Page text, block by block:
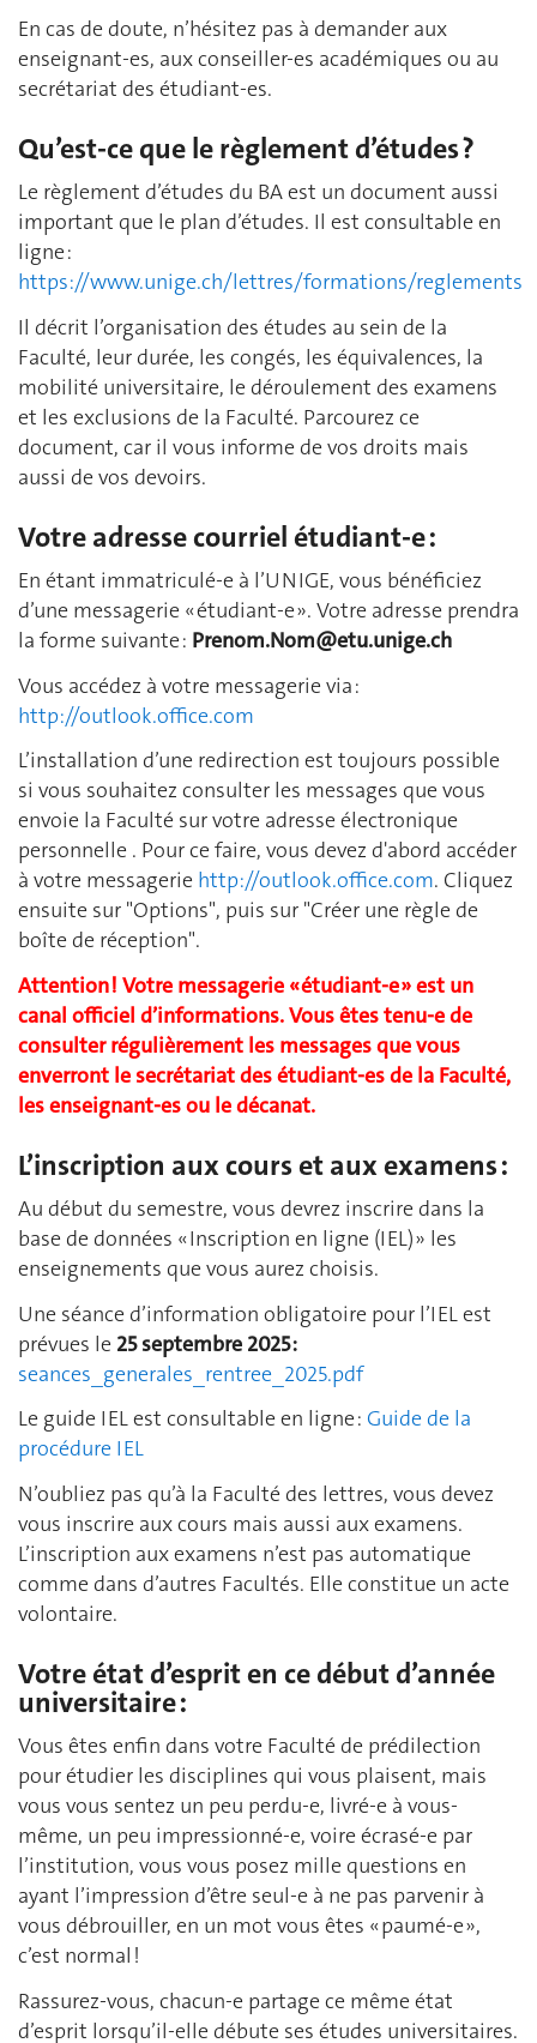
En cas de doute, n’hésitez pas à demander aux
enseignant-es, aux conseiller-es académiques ou au
secrétariat des étudiant-es.
Qu’est-ce que le règlement d’études ?
Le règlement d’études du BA est un document aussi
important que le plan d’études. Il est consultable en
ligne :
https://www.unige.ch/lettres/formations/reglements
Il décrit l’organisation des études au sein de la
Faculté, leur durée, les congés, les équivalences, la
mobilité universitaire, le déroulement des examens
et les exclusions de la Faculté. Parcourez ce
document, car il vous informe de vos droits mais
aussi de vos devoirs.
Votre adresse courriel étudiant-e :
En étant immatriculé-e à l’UNIGE, vous bénéficiez
d’une messagerie « étudiant-e ». Votre adresse prendra
la forme suivante : Prenom.Nom@etu.unige.ch
Vous accédez à votre messagerie via :
http://outlook.office.com
L’installation d’une redirection est toujours possible
si vous souhaitez consulter les messages que vous
envoie la Faculté sur votre adresse électronique
personnelle . Pour ce faire, vous devez d'abord accéder
à votre messagerie http://outlook.office.com. Cliquez
ensuite sur "Options", puis sur "Créer une règle de
boîte de réception".
Attention ! Votre messagerie « étudiant-e » est un
canal officiel d’informations. Vous êtes tenu-e de
consulter régulièrement les messages que vous
enverront le secrétariat des étudiant-es de la Faculté,
les enseignant-es ou le décanat.
L’inscription aux cours et aux examens :
Au début du semestre, vous devrez inscrire dans la
base de données « Inscription en ligne (IEL) » les
enseignements que vous aurez choisis.
Une séance d’information obligatoire pour l’IEL est
prévues le 25 septembre 2025 :
seances_generales_rentree_2025.pdf
Le guide IEL est consultable en ligne : Guide de la
procédure IEL
N’oubliez pas qu’à la Faculté des lettres, vous devez
vous inscrire aux cours mais aussi aux examens.
L’inscription aux examens n’est pas automatique
comme dans d’autres Facultés. Elle constitue un acte
volontaire.
Votre état d’esprit en ce début d’année
universitaire :
Vous êtes enfin dans votre Faculté de prédilection
pour étudier les disciplines qui vous plaisent, mais
vous vous sentez un peu perdu-e, livré-e à vous-
même, un peu impressionné-e, voire écrasé-e par
l’institution, vous vous posez mille questions en
ayant l’impression d’être seul-e à ne pas parvenir à
vous débrouiller, en un mot vous êtes « paumé-e »,
c’est normal !
Rassurez-vous, chacun-e partage ce même état
d’esprit lorsqu’il-elle débute ses études universitaires.